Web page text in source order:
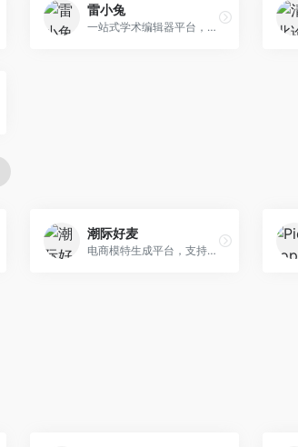
雷小兔
一站式学术编辑器平台，覆盖论文写作全流程。面向高校学生和科研人员，提供选题分析、文献检索、论文生成、查重降重等服务，操作流程清晰，学术写作效率显著提升。
潮际好麦
电商模特生成平台，支持AI虚拟模特创作。面向服装和配饰电商，提供模特试穿、商品展示、营销素材生成等服务，模特形象可定制。